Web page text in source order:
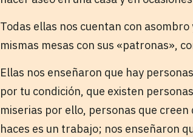
Todas ellas nos cuentan con
mismas mesas con sus «patronas»,
Ellas nos enseñaron que hay
por tu condición, que existen
miserias por ello, personas que
haces es un trabajo; nos enseñaron